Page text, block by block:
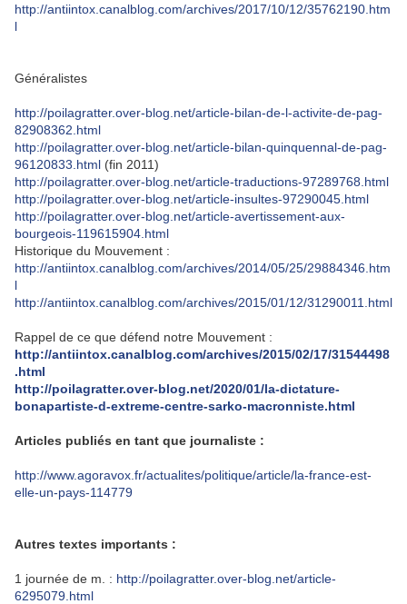
http://antiintox.canalblog.com/archives/2017/10/12/35762190.htm
l
Généralistes
http://poilagratter.over-blog.net/article-bilan-de-l-activite-de-pag-
82908362.html
http://poilagratter.over-blog.net/article-bilan-quinquennal-de-pag-
96120833.html (fin 2011)
http://poilagratter.over-blog.net/article-traductions-97289768.html
http://poilagratter.over-blog.net/article-insultes-97290045.html
http://poilagratter.over-blog.net/article-avertissement-aux-
bourgeois-119615904.html
Historique du Mouvement :
http://antiintox.canalblog.com/archives/2014/05/25/29884346.htm
l
http://antiintox.canalblog.com/archives/2015/01/12/31290011.html
Rappel de ce que défend notre Mouvement :
http://antiintox.canalblog.com/archives/2015/02/17/31544498
.html
http://poilagratter.over-blog.net/2020/01/la-dictature-
bonapartiste-d-extreme-centre-sarko-macronniste.html
Articles publiés en tant que journaliste :
http://www.agoravox.fr/actualites/politique/article/la-france-est-
elle-un-pays-114779
Autres textes importants :
1 journée de m. : http://poilagratter.over-blog.net/article-
6295079.html